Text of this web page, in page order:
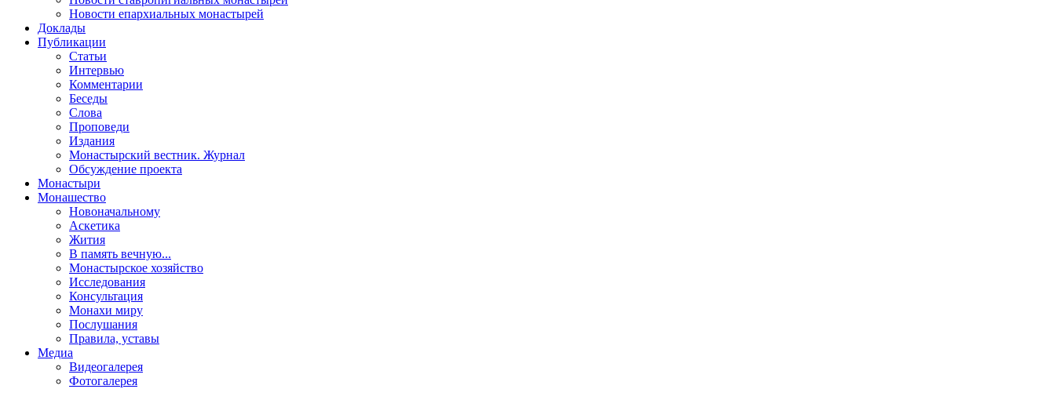
Новости епархиальных монастырей
Доклады
Публикации
Статьи
Интервью
Комментарии
Беседы
Слова
Проповеди
Издания
Монастырский вестник. Журнал
Обсуждение проекта
Монастыри
Монашество
Новоначальному
Аскетика
Жития
В память вечную...
Монастырское хозяйство
Исследования
Консультация
Монахи миру
Послушания
Правила, уставы
Медиа
Видеогалерея
Фотогалерея